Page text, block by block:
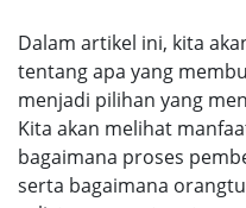
Dalam artikel ini, kita
tentang apa yang
menjadi pilihan yang
Kita akan melihat
bagaimana proses
serta bagaimana